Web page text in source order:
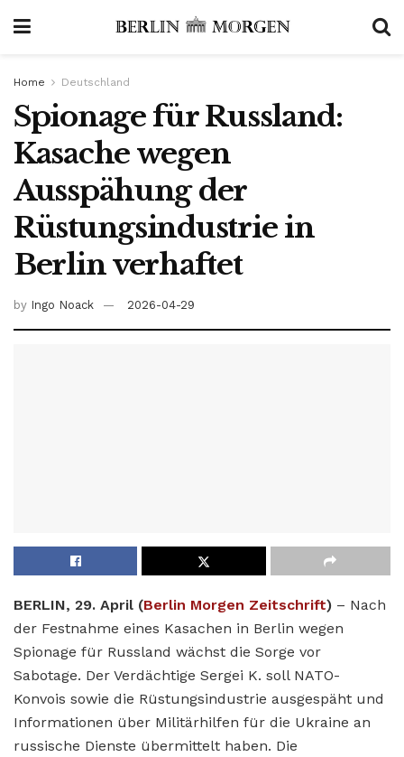
Home Deutschland
Spionage für Russland:
Kasache wegen
Ausspähung der
Rüstungsindustrie in
Berlin verhaftet
by Ingo Noack 2026-04-29
BERLIN, 29. April (Berlin Morgen Zeitschrift) – Nach
der Festnahme eines Kasachen in Berlin wegen
Spionage für Russland wächst die Sorge vor
Sabotage. Der Verdächtige Sergei K. soll NATO-
Konvois sowie die Rüstungsindustrie ausgespäht und
Informationen über Militärhilfen für die Ukraine an
russische Dienste übermittelt haben. Die